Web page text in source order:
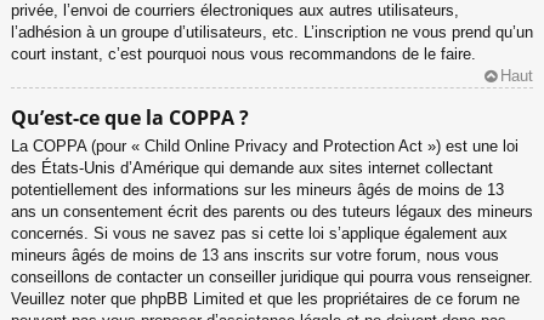
privée, l’envoi de courriers électroniques aux autres utilisateurs,
l’adhésion à un groupe d’utilisateurs, etc. L’inscription ne vous prend qu’un
court instant, c’est pourquoi nous vous recommandons de le faire.
Haut
Qu’est-ce que la COPPA ?
La COPPA (pour « Child Online Privacy and Protection Act ») est une loi
des États-Unis d’Amérique qui demande aux sites internet collectant
potentiellement des informations sur les mineurs âgés de moins de 13
ans un consentement écrit des parents ou des tuteurs légaux des mineurs
concernés. Si vous ne savez pas si cette loi s’applique également aux
mineurs âgés de moins de 13 ans inscrits sur votre forum, nous vous
conseillons de contacter un conseiller juridique qui pourra vous renseigner.
Veuillez noter que phpBB Limited et que les propriétaires de ce forum ne